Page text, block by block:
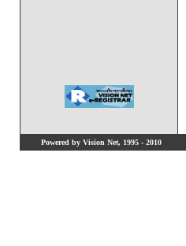
Powered by Vision Net, 1995 - 2010